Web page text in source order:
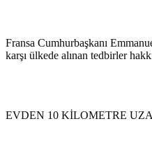
Fransa Cumhurbaşkanı
karşı ülkede alınan tedbirler
EVDEN 10 KİLOMETRE